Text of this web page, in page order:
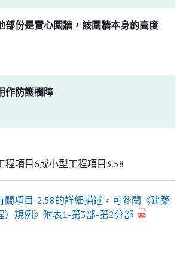
部份是實心圍牆，該圍牆本身的高度
作防護欄障
程項目6或小型工程項目3.58
關項目-2.58的詳細描述，可參閱《建築
）規例》附表1-第3部-第2分部